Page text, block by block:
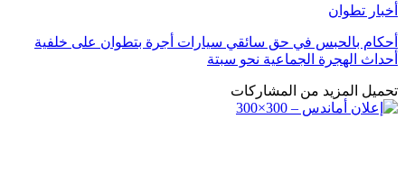
أخبار تطوان
أحكام بالحبس في حق سائقي سيارات أجرة بتطوان على خلفية
أحداث الهجرة الجماعية نحو سبتة
تحميل المزيد من المشاركات